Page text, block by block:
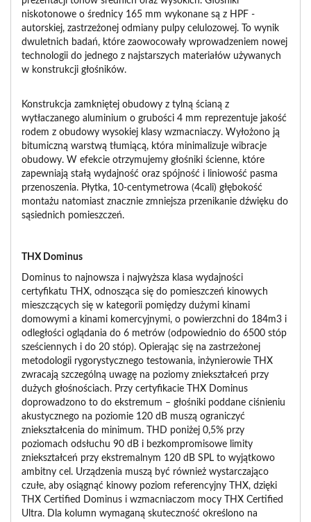
niskotonowe o średnicy 165 mm wykonane są z HPF -
autorskiej, zastrzeżonej odmiany pulpy celulozowej. To wynik
dwuletnich badań, które zaowocowały wprowadzeniem nowej
technologii do jednego z najstarszych materiałów używanych
w konstrukcji głośników.
Konstrukcja zamkniętej obudowy z tylną ścianą z
wytłaczanego aluminium o grubości 4 mm reprezentuje jakość
rodem z obudowy wysokiej klasy wzmacniaczy. Wyłożono ją
bitumiczną warstwą tłumiącą, która minimalizuje wibracje
obudowy. W efekcie otrzymujemy głośniki ścienne, które
zapewniają stałą wydajność oraz spójność i liniowość pasma
przenoszenia. Płytka, 10-centymetrowa (4cali) głębokość
montażu natomiast znacznie zmniejsza przenikanie dźwięku do
sąsiednich pomieszczeń.
THX Dominus
Dominus to najnowsza i najwyższa klasa wydajności
certyfikatu THX, odnosząca się do pomieszczeń kinowych
mieszczących się w kategorii pomiędzy dużymi kinami
domowymi a kinami komercyjnymi, o powierzchni do 184m3 i
odległości oglądania do 6 metrów (odpowiednio do 6500 stóp
sześciennych i do 20 stóp). Opierając się na zastrzeżonej
metodologii rygorystycznego testowania, inżynierowie THX
zwracają szczególną uwagę na poziomy zniekształceń przy
dużych głośnościach. Przy certyfikacie THX Dominus
doprowadzono to do ekstremum – głośniki poddane ciśnieniu
akustycznego na poziomie 120 dB muszą ograniczyć
zniekształcenia do minimum. THD poniżej 0,5% przy
poziomach odsłuchu 90 dB i bezkompromisowe limity
zniekształceń przy ekstremalnym 120 dB SPL to wyjątkowo
ambitny cel. Urządzenia muszą być również wystarczająco
czułe, aby osiągnąć kinowy poziom referencyjny THX, dzięki
THX Certified Dominus i wzmacniaczom mocy THX Certified
Ultra. Dla kolumn wymaganą skuteczność określono na